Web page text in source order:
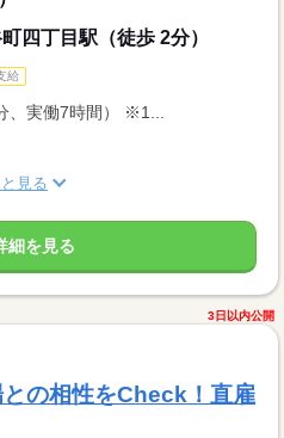
四丁目駅（徒歩 2分）
給
、実働7時間） ※1...
見る
細を見る
3日以内公開
の相性をCheck！直雇